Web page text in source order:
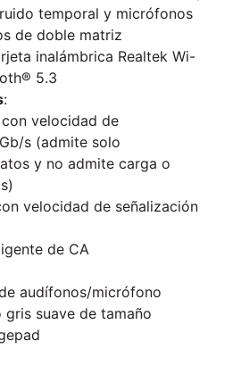
temporal y micrófonos
de doble matriz
inalámbrica Realtek Wi-
5.3
:
velocidad de
s (admite solo
y no admite carga o
velocidad de señalización
de CA
audífonos/micrófono
gris suave de tamaño